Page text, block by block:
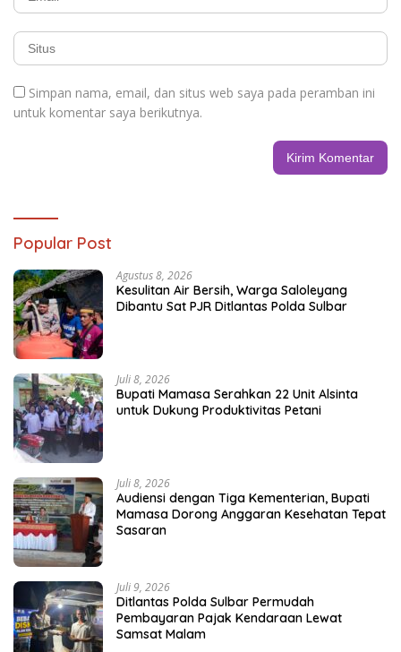
Simpan nama, email, dan situs web saya pada peramban ini
untuk komentar saya berikutnya.
Popular Post
Agustus 8, 2026
Kesulitan Air Bersih, Warga Saloleyang
Dibantu Sat PJR Ditlantas Polda Sulbar
Juli 8, 2026
Bupati Mamasa Serahkan 22 Unit Alsinta
untuk Dukung Produktivitas Petani
Juli 8, 2026
Audiensi dengan Tiga Kementerian, Bupati
Mamasa Dorong Anggaran Kesehatan Tepat
Sasaran
Juli 9, 2026
Ditlantas Polda Sulbar Permudah
Pembayaran Pajak Kendaraan Lewat
Samsat Malam